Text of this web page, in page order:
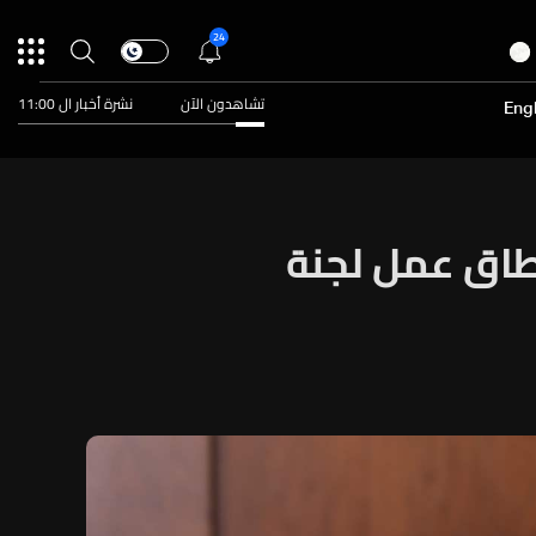
24
تشاهدون الآن نشرة أخبار ال 11:00
عمل لجنة